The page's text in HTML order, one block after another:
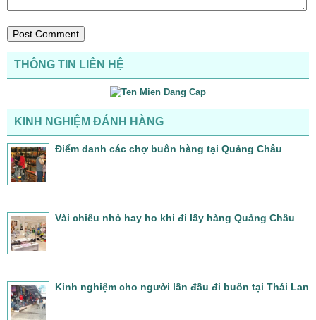
THÔNG TIN LIÊN HỆ
KINH NGHIỆM ĐÁNH HÀNG
Điểm danh các chợ buôn hàng tại Quảng Châu
Vài chiêu nhỏ hay ho khi đi lấy hàng Quảng Châu
Kinh nghiệm cho người lần đầu đi buôn tại Thái Lan